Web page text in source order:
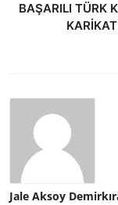
BAŞARILI TÜRK
Jale Aksoy